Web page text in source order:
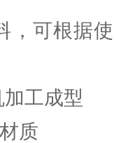
，可根据
工成型
质